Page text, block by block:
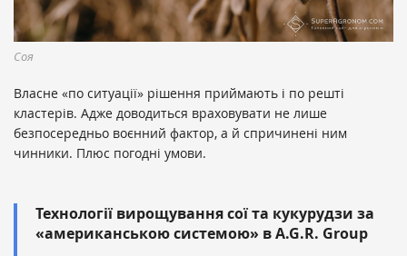
Соя
Власне «по ситуації» рішення приймають і по решті
кластерів. Адже доводиться враховувати не лише
безпосередньо воєнний фактор, а й спричинені ним
чинники. Плюс погодні умови.
Технології вирощування сої та кукурудзи за
«американською системою» в A.G.R. Group